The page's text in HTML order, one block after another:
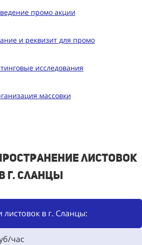
промо акции
и реквизит для промо
исследования
массовки
листовок
г. Сланцы
листовок в г. Сланцы:
час